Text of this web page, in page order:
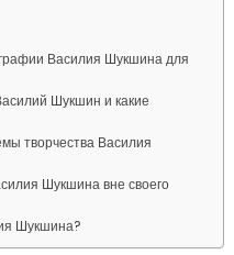
Василия Шукшина для
Шукшин и какие
творчества Василия
Шукшина вне своего
Шукшина?